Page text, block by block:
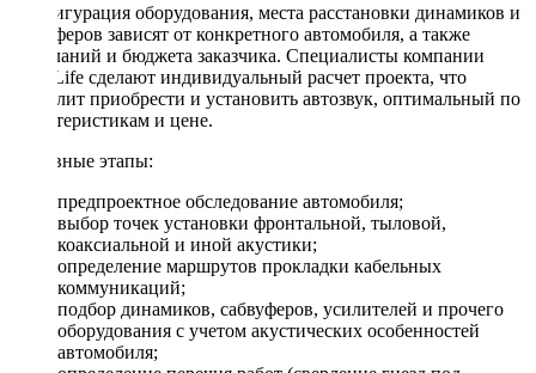
Конфигурация оборудования, места расстановки динамиков и
сабвуферов зависят от конкретного автомобиля, а также
пожеланий и бюджета заказчика. Специалисты компании
DriveLife сделают индивидуальный расчет проекта, что
позволит приобрести и установить автозвук, оптимальный по
характеристикам и цене.
Основные этапы:
предпроектное обследование автомобиля;
выбор точек установки фронтальной, тыловой,
коаксиальной и иной акустики;
определение маршрутов прокладки кабельных
коммуникаций;
подбор динамиков, сабвуферов, усилителей и прочего
оборудования с учетом акустических особенностей
автомобиля;